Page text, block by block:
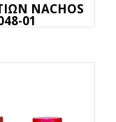
NACHOS
01